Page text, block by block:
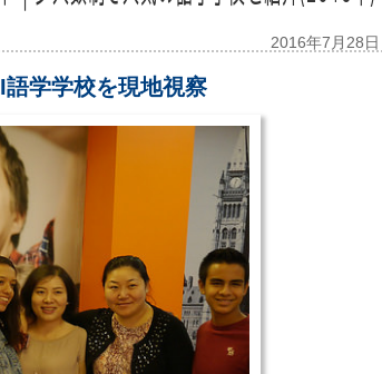
2016年7月28日
学学校を現地視察